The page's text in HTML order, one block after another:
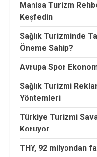
Manisa Turizm
Keşfedin
Sağlık Turizminde
Öneme Sahip?
Avrupa Spor
Sağlık Turizmi
Yöntemleri
Türkiye Turizmi
Koruyor
THY, 92 milyondan